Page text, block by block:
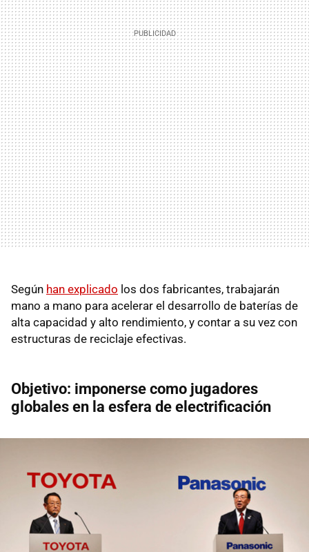
Según han explicado los dos fabricantes, trabajarán
mano a mano para acelerar el desarrollo de baterías de
alta capacidad y alto rendimiento, y contar a su vez con
estructuras de reciclaje efectivas.
Objetivo: imponerse como jugadores
globales en la esfera de electrificación